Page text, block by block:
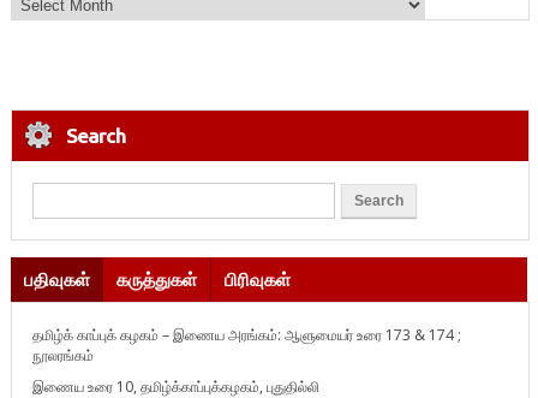
Search
பதிவுகள் கருத்துகள் பிரிவுகள்
தமிழ்க் காப்புக் கழகம் – இணைய அரங்கம்: ஆளுமையர் உரை 173 & 174 ;
நூலரங்கம்
இணைய உரை 10, தமிழ்க்காப்புக்கழகம், புதுதில்லி